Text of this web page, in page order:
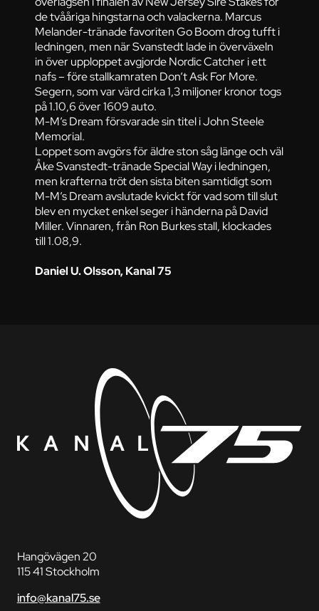
de tvååriga hingstarna och valackerna. Marcus
Melander-tränade favoriten Go Boom drog tufft i
ledningen, men när Svanstedt lade in överväxeln
in över upploppet avgjorde Nordic Catcher i ett
nafs – före stallkamraten Don’t Ask For More.
Segern, som var värd cirka 1,3 miljoner kronor togs
på 1.10,6 över 1609 auto.
M-M’s Dream försvarade sin titel i John Steele
Memorial.
Loppet som avgörs för äldre ston såg länge och väl
Åke Svanstedt-tränade Special Way i ledningen,
men krafterna tröt den sista biten samtidigt som
M-M’s Dream avslutade kvickt för vad som till slut
blev en mycket enkel seger i händerna på David
Miller. Vinnaren, från Ron Burkes stall, klockades
till 1.08,9.
Daniel U. Olsson, Kanal 75
Hangövägen 20
115 41 Stockholm
info@kanal75.se